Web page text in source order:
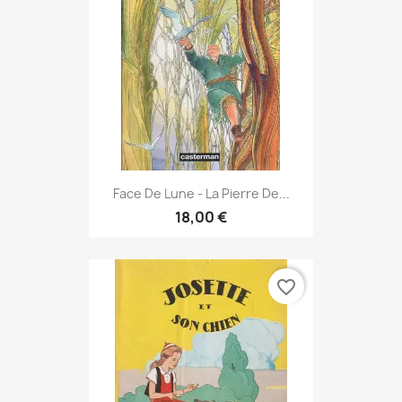
Face De Lune - La Pierre De...
18,00 €
favorite_border